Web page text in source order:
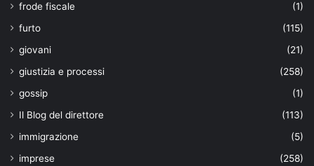
frode fiscale
(1)
furto
(115)
giovani
(21)
giustizia e processi
(258)
gossip
(1)
Il Blog del direttore
(113)
immigrazione
(5)
imprese
(258)